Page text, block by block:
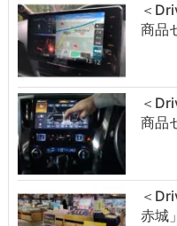
＜
商品
＜
商品
＜
赤城